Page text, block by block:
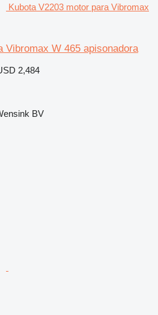
Kubota V2203 motor para Vibromax
Vibromax W 465 apisonadora
2,484
BV